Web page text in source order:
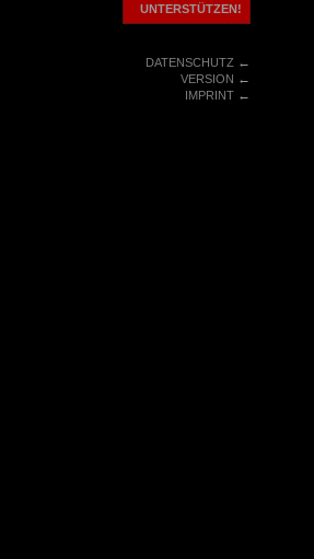
UNTERSTÜTZEN!
DATENSCHUTZ←
VERSION ←
IMPRINT←